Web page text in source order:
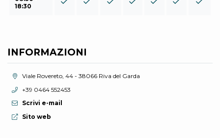
18:30
INFORMAZIONI
Località:Viale Rovereto, 44 - 38066 Riva del Garda
Telefono:
+39 0464 552453
Scrivi e-mail
Sito web:
Sito web